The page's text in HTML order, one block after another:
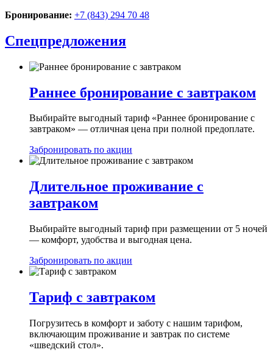
Бронирование: +7 (843) 294 70 48
Спецпредложения
Раннее бронирование с завтраком
Выбирайте выгодный тариф «Раннее бронирование с
завтраком» — отличная цена при полной предоплате.
Забронировать по акции
Длительное проживание с
завтраком
Выбирайте выгодный тариф при размещении от 5 ночей
— комфорт, удобства и выгодная цена.
Забронировать по акции
Тариф с завтраком
Погрузитесь в комфорт и заботу с нашим тарифом,
включающим проживание и завтрак по системе
«шведский стол».